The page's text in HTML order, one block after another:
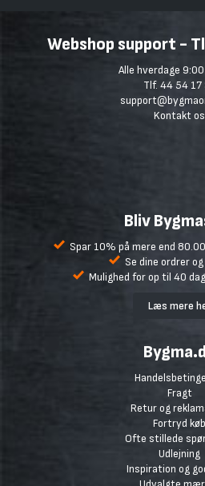
Webshop support -
Alle hverdage
Tlf. 44 54 17
Kontakt os
Bliv
Spar 10% på mere end
Se dine ordrer
Mulighed for op til 40
Læs mere
Fragt
Retur og
Fortryd køb
Ofte stillede
Udlejning
Inspiration og